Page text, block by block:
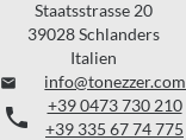
Staatsstrasse 20
39028 Schlanders
Italien
 info@tonezzer.com

+39 0473 730 210
+39 335 67 74 775